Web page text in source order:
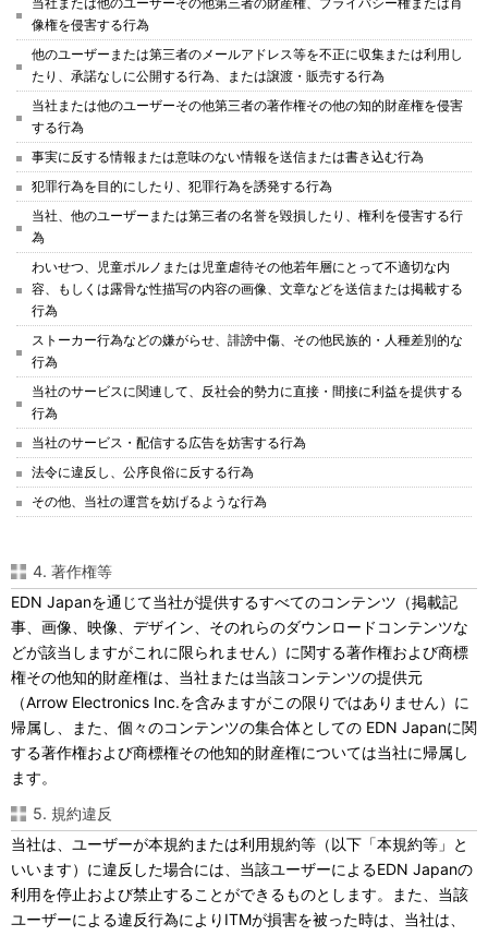
像権を侵害する行為
他のユーザーまたは第三者のメールアドレス等を不正に収集または利用し
たり、承諾なしに公開する行為、または譲渡・販売する行為
当社または他のユーザーその他第三者の著作権その他の知的財産権を侵害
する行為
事実に反する情報または意味のない情報を送信または書き込む行為
犯罪行為を目的にしたり、犯罪行為を誘発する行為
当社、他のユーザーまたは第三者の名誉を毀損したり、権利を侵害する行
為
わいせつ、児童ポルノまたは児童虐待その他若年層にとって不適切な内
容、もしくは露骨な性描写の内容の画像、文章などを送信または掲載する
行為
ストーカー行為などの嫌がらせ、誹謗中傷、その他民族的・人種差別的な
行為
当社のサービスに関連して、反社会的勢力に直接・間接に利益を提供する
行為
当社のサービス・配信する広告を妨害する行為
法令に違反し、公序良俗に反する行為
その他、当社の運営を妨げるような行為
4. 著作権等
EDN Japanを通じて当社が提供するすべてのコンテンツ（掲載記
事、画像、映像、デザイン、そのれらのダウンロードコンテンツな
どが該当しますがこれに限られません）に関する著作権および商標
権その他知的財産権は、当社または当該コンテンツの提供元
（Arrow Electronics Inc.を含みますがこの限りではありません）に
帰属し、また、個々のコンテンツの集合体としての EDN Japanに関
する著作権および商標権その他知的財産権については当社に帰属し
ます。
5. 規約違反
当社は、ユーザーが本規約または利用規約等（以下「本規約等」と
いいます）に違反した場合には、当該ユーザーによるEDN Japanの
利用を停止および禁止することができるものとします。また、当該
ユーザーによる違反行為によりITMが損害を被った時は、当社は、